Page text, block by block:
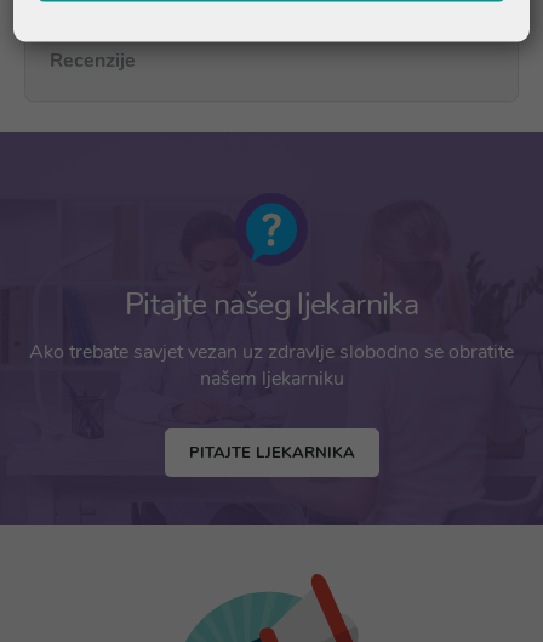
Recenzije
Pitajte našeg ljekarnika
Ako trebate savjet vezan uz zdravlje slobodno se obratite
našem ljekarniku
PITAJTE LJEKARNIKA